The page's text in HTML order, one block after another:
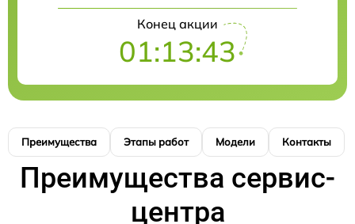
Конец акции
01:13:42
Преимущества Этапы работ Модели Контакты
Преимущества сервис-
центра